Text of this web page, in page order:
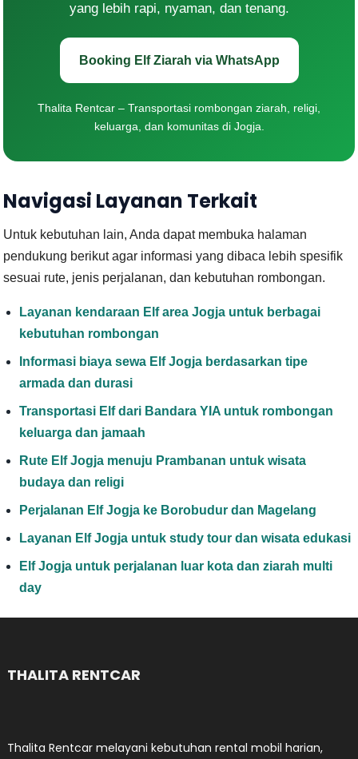
yang lebih rapi, nyaman, dan tenang.
Booking Elf Ziarah via WhatsApp
Thalita Rentcar – Transportasi rombongan ziarah, religi,
keluarga, dan komunitas di Jogja.
Navigasi Layanan Terkait
Untuk kebutuhan lain, Anda dapat membuka halaman
pendukung berikut agar informasi yang dibaca lebih spesifik
sesuai rute, jenis perjalanan, dan kebutuhan rombongan.
Layanan kendaraan Elf area Jogja untuk berbagai
kebutuhan rombongan
Informasi biaya sewa Elf Jogja berdasarkan tipe
armada dan durasi
Transportasi Elf dari Bandara YIA untuk rombongan
keluarga dan jamaah
Rute Elf Jogja menuju Prambanan untuk wisata
budaya dan religi
Perjalanan Elf Jogja ke Borobudur dan Magelang
Layanan Elf Jogja untuk study tour dan wisata edukasi
Elf Jogja untuk perjalanan luar kota dan ziarah multi
day
THALITA RENTCAR
Thalita Rentcar melayani kebutuhan rental mobil harian,